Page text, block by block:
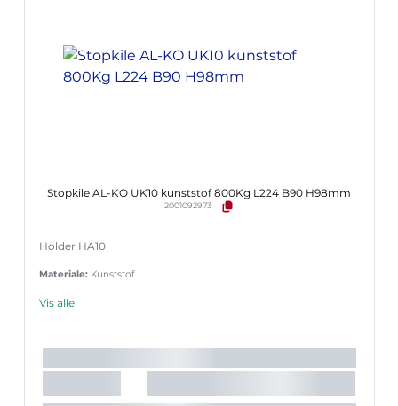
Stopkile AL-KO UK10 kunststof 800Kg L224 B90 H98mm
2001092973
Holder HA10
Materiale: Kunststof
Vis alle